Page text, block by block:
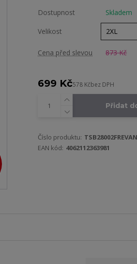
Dostupnost Skladem
Velikost
Cena před slevou 873 Kč
699 Kč578 Kčbez DPH
Přidat
Číslo produktu: TSB28002FREVAN
EAN kód: 4062112363981